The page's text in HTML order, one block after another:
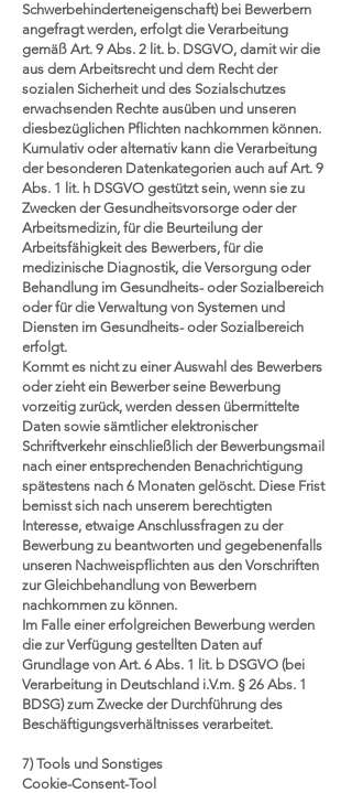
Schwerbehinderteneigenschaft) bei Bewerbern
angefragt werden, erfolgt die Verarbeitung
gemäß Art. 9 Abs. 2 lit. b. DSGVO, damit wir die
aus dem Arbeitsrecht und dem Recht der
sozialen Sicherheit und des Sozialschutzes
erwachsenden Rechte ausüben und unseren
diesbezüglichen Pflichten nachkommen können.
Kumulativ oder alternativ kann die Verarbeitung
der besonderen Datenkategorien auch auf Art. 9
Abs. 1 lit. h DSGVO gestützt sein, wenn sie zu
Zwecken der Gesundheitsvorsorge oder der
Arbeitsmedizin, für die Beurteilung der
Arbeitsfähigkeit des Bewerbers, für die
medizinische Diagnostik, die Versorgung oder
Behandlung im Gesundheits- oder Sozialbereich
oder für die Verwaltung von Systemen und
Diensten im Gesundheits- oder Sozialbereich
erfolgt.
Kommt es nicht zu einer Auswahl des Bewerbers
oder zieht ein Bewerber seine Bewerbung
vorzeitig zurück, werden dessen übermittelte
Daten sowie sämtlicher elektronischer
Schriftverkehr einschließlich der Bewerbungsmail
nach einer entsprechenden Benachrichtigung
spätestens nach 6 Monaten gelöscht. Diese Frist
bemisst sich nach unserem berechtigten
Interesse, etwaige Anschlussfragen zu der
Bewerbung zu beantworten und gegebenenfalls
unseren Nachweispflichten aus den Vorschriften
zur Gleichbehandlung von Bewerbern
nachkommen zu können.
Im Falle einer erfolgreichen Bewerbung werden
die zur Verfügung gestellten Daten auf
Grundlage von Art. 6 Abs. 1 lit. b DSGVO (bei
Verarbeitung in Deutschland i.V.m. § 26 Abs. 1
BDSG) zum Zwecke der Durchführung des
Beschäftigungsverhältnisses verarbeitet.
7) Tools und Sonstiges
Cookie-Consent-Tool